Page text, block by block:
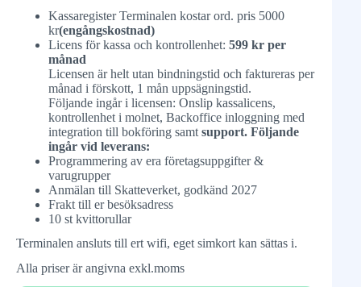
Kassaregister Terminalen kostar ord. pris 5000
kr(engångskostnad)
Licens för kassa och kontrollenhet: 599 kr per
månad
Licensen är helt utan bindningstid och faktureras per
månad i förskott, 1 mån uppsägningstid.
Följande ingår i licensen: Onslip kassalicens,
kontrollenhet i molnet, Backoffice inloggning med
integration till bokföring samt support. Följande
ingår vid leverans:
Programmering av era företagsuppgifter &
varugrupper
Anmälan till Skatteverket, godkänd 2027
Frakt till er besöksadress
10 st kvittorullar
Terminalen ansluts till ert wifi, eget simkort kan sättas i.
Alla priser är angivna exkl.moms